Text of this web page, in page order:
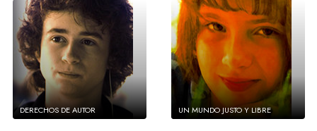
DERECHOS DE AUTOR UN MUNDO JUSTO Y LIBRE